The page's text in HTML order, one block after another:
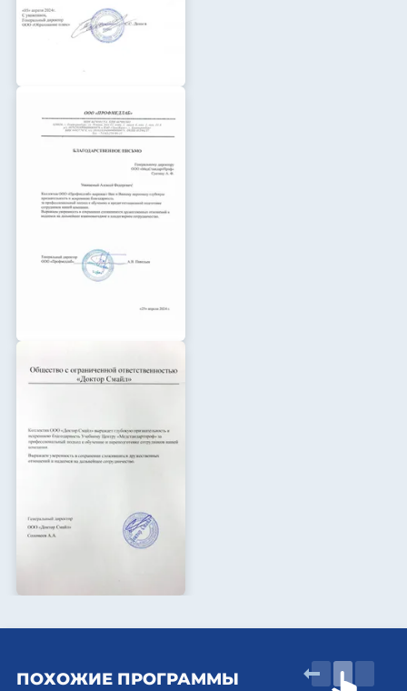
ПОХОЖИЕ ПРОГРАММЫ